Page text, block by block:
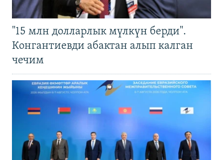
"15 млн долларлык мүлкүн берди".
Конгантиевди абактан алып калган
чечим